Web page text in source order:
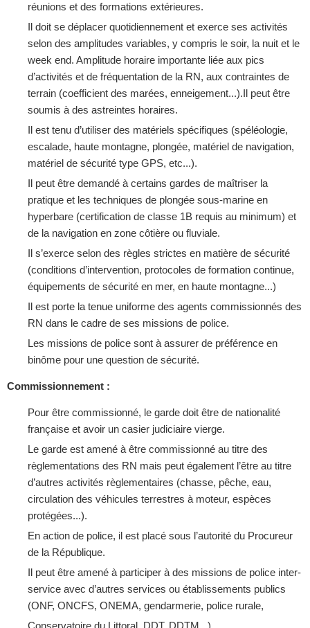
réunions et des formations extérieures.
Il doit se déplacer quotidiennement et exerce ses activités
selon des amplitudes variables, y compris le soir, la nuit et le
week end. Amplitude horaire importante liée aux pics
d’activités et de fréquentation de la RN, aux contraintes de
terrain (coefficient des marées, enneigement...).Il peut être
soumis à des astreintes horaires.
Il est tenu d’utiliser des matériels spécifiques (spéléologie,
escalade, haute montagne, plongée, matériel de navigation,
matériel de sécurité type GPS, etc...).
Il peut être demandé à certains gardes de maîtriser la
pratique et les techniques de plongée sous-marine en
hyperbare (certification de classe 1B requis au minimum) et
de la navigation en zone côtière ou fluviale.
Il s’exerce selon des règles strictes en matière de sécurité
(conditions d’intervention, protocoles de formation continue,
équipements de sécurité en mer, en haute montagne...)
Il est porte la tenue uniforme des agents commissionnés des
RN dans le cadre de ses missions de police.
Les missions de police sont à assurer de préférence en
binôme pour une question de sécurité.
Commissionnement :
Pour être commissionné, le garde doit être de nationalité
française et avoir un casier judiciaire vierge.
Le garde est amené à être commissionné au titre des
règlementations des RN mais peut également l’être au titre
d’autres activités règlementaires (chasse, pêche, eau,
circulation des véhicules terrestres à moteur, espèces
protégées...).
En action de police, il est placé sous l’autorité du Procureur
de la République.
Il peut être amené à participer à des missions de police inter-
service avec d’autres services ou établissements publics
(ONF, ONCFS, ONEMA, gendarmerie, police rurale,
Conservatoire du Littoral, DDT, DDTM...).